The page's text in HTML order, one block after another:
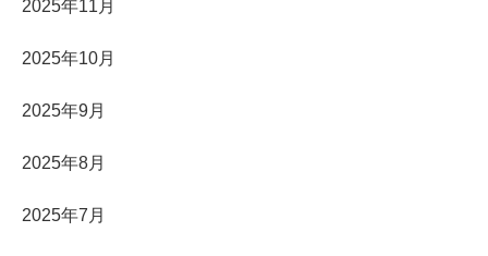
2025年11月
2025年10月
2025年9月
2025年8月
2025年7月